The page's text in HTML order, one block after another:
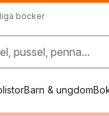
böcker
pussel, penna...
Barn & ungdom